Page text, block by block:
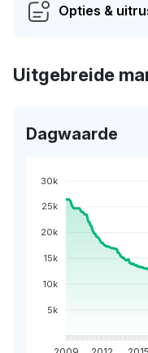
Opties &
Uitgebreide
Dagwaarde
30k
25k
20k
15k
10k
5k